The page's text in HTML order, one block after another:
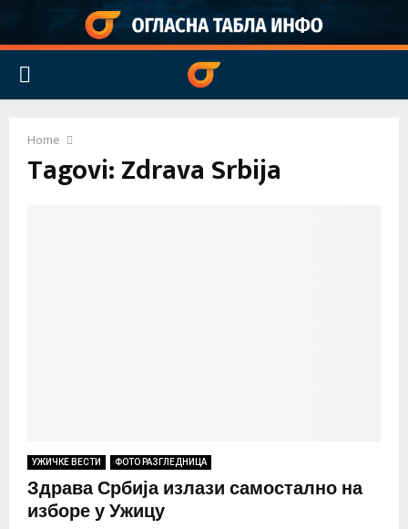
PRIMARY
Home
Tagovi: Zdrava Srbija
УЖИЧКЕ ВЕСТИ ФОТО РАЗГЛЕДНИЦА
Здрава Србија излази самостално на
изборе у Ужицу